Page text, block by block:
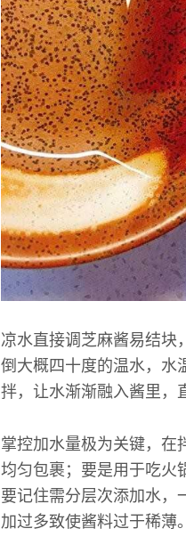
凉水直接调芝麻酱易结块
倒大概四十度的温水，水
拌，让水渐渐融入酱里，
掌控加水量极为关键，在
均匀包裹；要是用于吃火
要记住需分层次添加水，
加过多致使酱料过于稀薄。